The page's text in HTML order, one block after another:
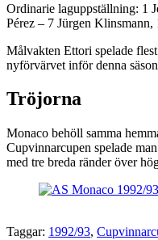
Ordinarie laguppställning: 1
Pérez – 7 Jürgen
Målvakten Ettori spelade
nyförvärvet inför denna
Tröjorna
Monaco behöll samma
Cupvinnarcupen spelade
med tre breda ränder över
Taggar: 1992/93,